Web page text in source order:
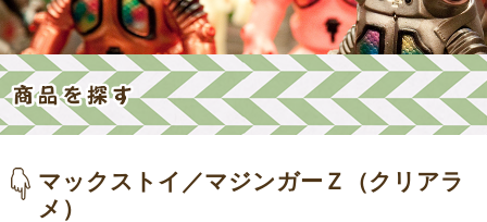
マックストイ／マジンガーＺ（クリアラ
メ）